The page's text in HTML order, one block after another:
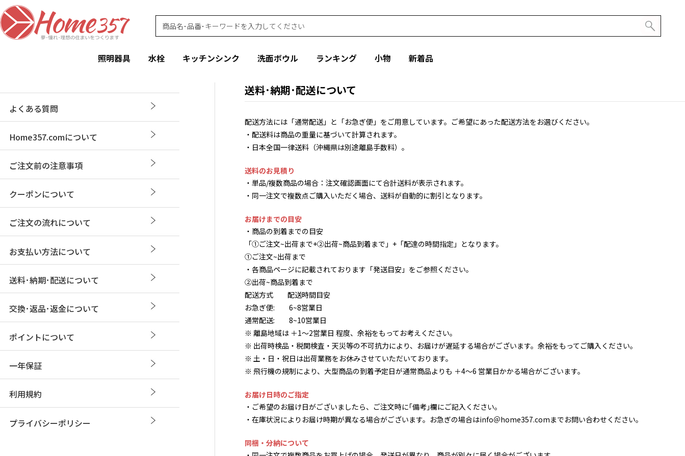
照明器具 水栓 キッチンシンク 洗面ボウル ランキング 小物 新着品
よくある質問
Home357.comについて
ご注文前の注意事項
クーポンについて
ご注文の流れについて
お支払い方法について
送料･納期･配送について
交換･返品･返金について
ポイントについて
一年保証
利用規約
プライバシーポリシー
送料･納期･配送について
配送方法には「通常配送」と「お急ぎ便」をご用意しています。ご希望にあった配送方法をお選びください。
・配送料は商品の重量に基づいて計算されます。
・日本全国一律送料（沖縄県は別途離島手数料）。
送料のお見積り
・単品/複数商品の場合：注文確認画面にて合計送料が表示されます。
・同一注文で複数点ご購入いただく場合、送料が自動的に割引となります。
お届けまでの目安
・商品の到着までの目安
「①ご注文~出荷まで+②出荷~商品到着まで」+「配達の時間指定」となります。
①ご注文~出荷まで
・各商品ページに記載されております「発送目安」をご参照ください。
②出荷~商品到着まで
配送方式 配送時間目安
お急ぎ便: 6~8営業日
通常配送: 8~10営業日
※ 離島地域は ＋1～2営業日 程度、余裕をもってお考えください。
※ 出荷時検品・税関検査・天災等の不可抗力により、お届けが遅延する場合がございます。余裕をもってご購入ください。
※ 土・日・祝日は出荷業務をお休みさせていただいております。
※ 飛行機の規制により、大型商品の到着予定日が通常商品よりも ＋4～6 営業日かかる場合がございます。
お届け日時のご指定
・ご希望のお届け日がございましたら、ご注文時に｢備考｣欄にご記入ください。
・在庫状況によりお届け時期が異なる場合がございます。お急ぎの場合はinfo＠home357.comまでお問い合わせください。
同梱・分納について